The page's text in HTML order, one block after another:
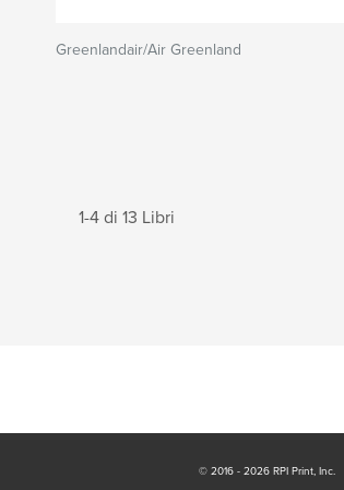
Greenlandair/Air Greenland
1-4 di 13 Libri
© 2016 - 2026 RPI Print, Inc.